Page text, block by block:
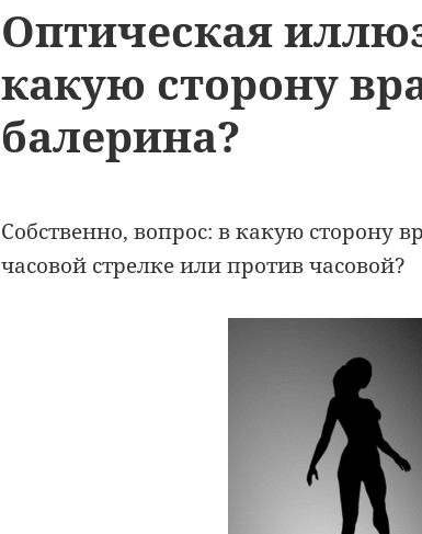
Оптическая
какую сторону
балерина?
Собственно, вопрос: в какую сторону
часовой стрелке или против часовой?